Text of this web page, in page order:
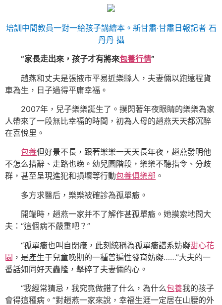
培訓中間教員一對一給孩子講繪本。新甘肅·甘肅日報記者 石
丹丹 攝
“家長走出來，孩子才有將來包養行情”
趙燕和丈夫是張掖市平易近樂縣人，夫妻倆以跑遠程貨
車為生，日子過得平庸幸福。
2007年，兒子樂樂誕生了。撲閃著年夜眼睛的樂樂為家
人帶來了一段無比幸福的時間，初為人母的趙燕天天都沉醉
在喜悅里。
包養但好景不長，跟著樂樂一天天長年夜，趙燕發明他
不怎么措辭、走路也晚。幼兒園階段，樂樂不聽指令、分歧
群，甚至呈現進犯和損壞等行動包養俱樂部 。
多方求醫后，樂樂被確診為孤單癥。
開端時，趙燕一家并不了解作甚孤單癥。她摸索地問大
夫：“這個病不嚴重吧？”
“孤單癥也叫自閉癥，此刻統稱為孤單癥譜系妨礙甜心花
園 ，是產生于兒童晚期的一種普遍性發育妨礙……”大夫的一
番話如同好天轟隆，擊碎了夫妻倆的心。
“我經常猜忌，我究竟做錯了什么，為什么包養我的孩子
會得這種病。”對趙燕一家來說，幸福生涯一定居在山腰的外